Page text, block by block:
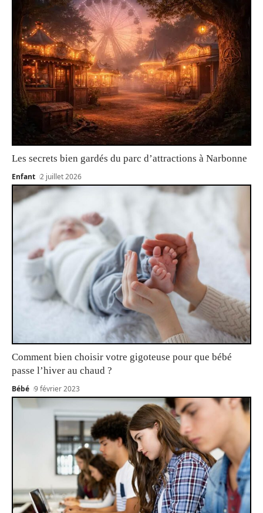
Les secrets bien gardés du parc d’attractions à Narbonne
Enfant 2 juillet 2026
Comment bien choisir votre gigoteuse pour que bébé
passe l’hiver au chaud ?
Bébé 9 février 2023